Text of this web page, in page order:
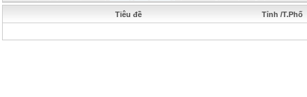
Tiêu đề Tỉnh /T.Phố